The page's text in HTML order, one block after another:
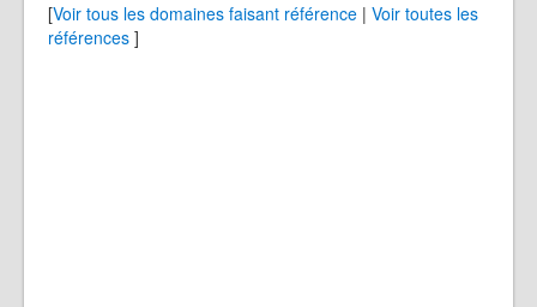
[Voir tous les domaines faisant référence | Voir toutes les
références ]